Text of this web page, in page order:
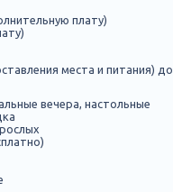
плату)
места и питания) до
вечера, настольные